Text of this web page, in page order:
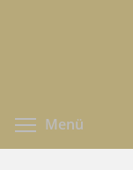
Menü